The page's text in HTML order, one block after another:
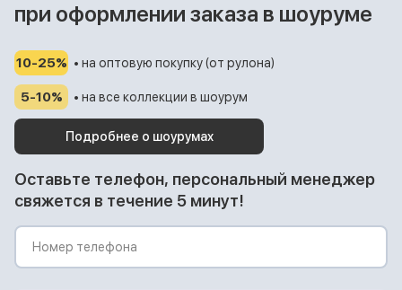
при оформлении заказа в шоуруме
10-25% • на оптовую покупку (от рулона)
5-10% • на все коллекции в шоурум
Подробнее о шоурумах
Оставьте телефон, персональный менеджер
свяжется в течение 5 минут!